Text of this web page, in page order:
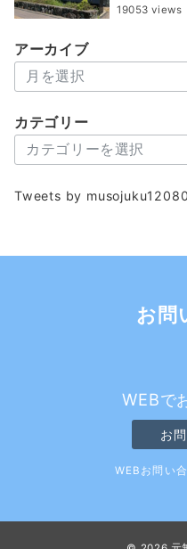
19053 views
アーカイブ
ー
イ
カテゴリー
テ
リ
Tweets by
お問
WEBで
お
WEBお問い